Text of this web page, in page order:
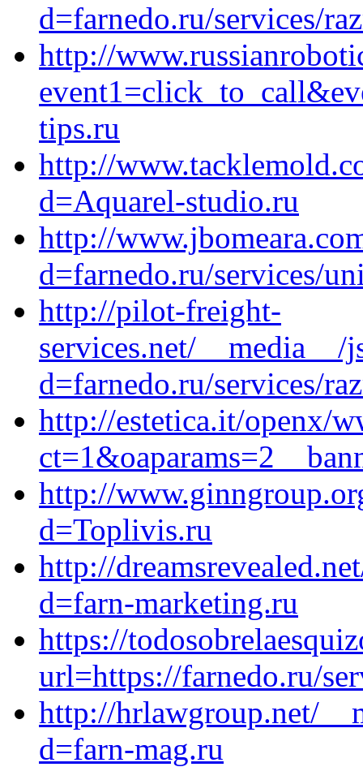
d=farnedo.ru/services/
http://
tips.ru
http://
d=Aquarel-studio.ru
http://
d=farnedo.ru/services/
http://pilot-freight-
services.net/__media__/
d=farnedo.ru/services/
http://estetica.it/openx/
http://
d=Toplivis.ru
http://
d=farn-marketing.ru
https://
url=https://farnedo.ru/
http://hrlawgroup.net/
d=farn-mag.ru